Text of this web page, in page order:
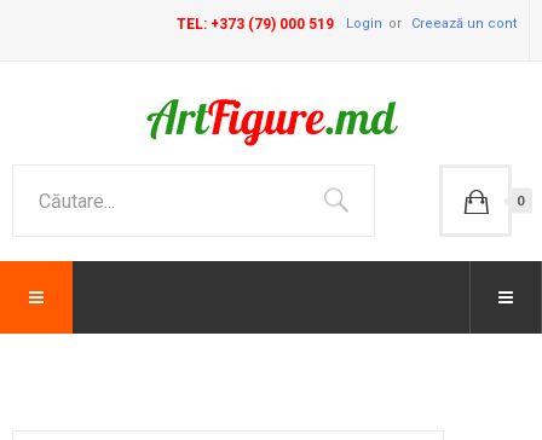
Login Creează un cont
TEL: +373 (79) 000 519
0